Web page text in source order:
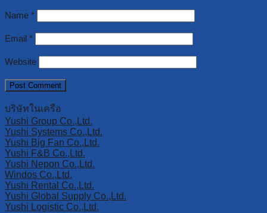
Name *
Email *
Website
บริษัทในเครือ
Yushi Group Co.,Ltd.
Yushi Systems Co.,Ltd.
Yushi Big Fan Co.,Ltd.
Yushi F&B Co.,Ltd.
Yushi Nepon Co.,Ltd.
Windos Co.,Ltd.
Yushi Rental Co.,Ltd.
Yushi Global Supply Co.,Ltd.
Yushi Logistic Co.,Ltd.